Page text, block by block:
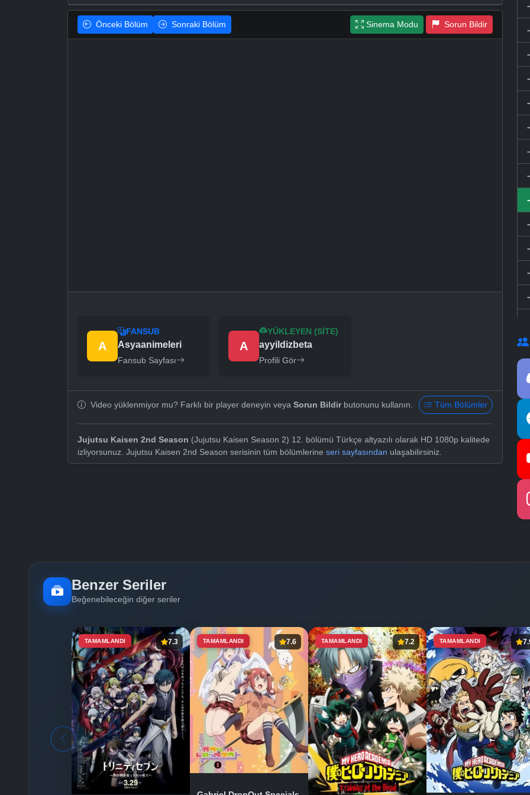
Önceki Bölüm Sonraki Bölüm Sinema Modu Sorun Bildir
A
FANSUB
Asyaanimeleri
Fansub Sayfası
A
YÜKLEYEN (SITE)
ayyildizbeta
Profili Gör
Video yüklenmiyor mu? Farklı bir player deneyin veya Sorun Bildirbutonunu kullanın. Tüm Bölümler
Jujutsu Kaisen 2nd Season (Jujutsu Kaisen Season 2) 12. bölümü Türkçe altyazılı olarak HD 1080p kalitede
izliyorsunuz. Jujutsu Kaisen 2nd Season serisinin tüm bölümlerine seri sayfasından ulaşabilirsiniz.
Benzer Seriler
Beğenebileceğin diğer seriler
TAMAMLANDI 7.3 TAMAMLANDI 7.6 TAMAMLANDI 7.2 TAMAMLANDI